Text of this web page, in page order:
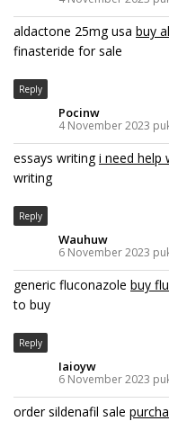
aldactone 25mg usa buy
finasteride for sale
Reply
Pocinw
4 November 2023
essays writingi need help
writing
Reply
Wauhuw
6 November 2023
generic fluconazole buy
to buy
Reply
Iaioyw
6 November 2023
order sildenafil sale